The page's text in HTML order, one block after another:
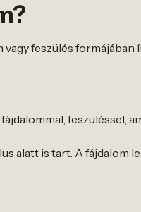
feszülés formájában
feszüléssel,
alatt is tart. A fájdalom